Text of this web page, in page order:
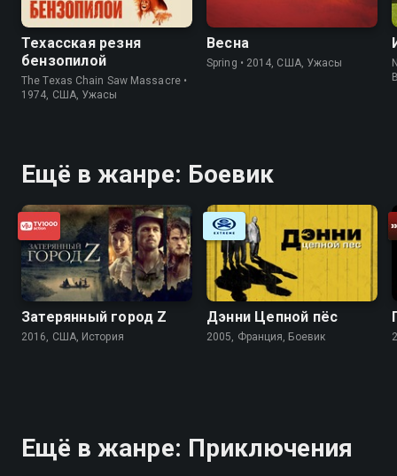
Техасская резня
бензопилой
The Texas Chain Saw Massacre •
1974, США, Ужасы
Весна
Spring • 2014, США, Ужасы
Ещё в жанре: Боевик
Затерянный город Z
2016, США, История
Дэнни Цепной пёс
2005, Франция, Боевик
Ещё в жанре: Приключения